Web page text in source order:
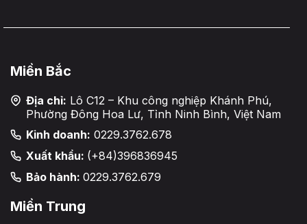
Miền Bắc
Địa chỉ: Lô C12 – Khu công nghiệp Khánh Phú,
Phường Đông Hoa Lư, Tỉnh Ninh Bình, Việt Nam
Kinh doanh: 0229.3762.678
Xuất khẩu: (+84)396836945
Bảo hành: 0229.3762.679
Miền Trung